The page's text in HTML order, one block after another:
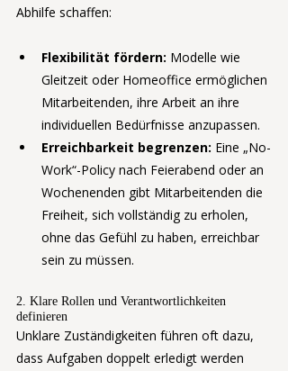
Abhilfe schaffen:
Flexibilität fördern: Modelle wie
Gleitzeit oder Homeoffice ermöglichen
Mitarbeitenden, ihre Arbeit an ihre
individuellen Bedürfnisse anzupassen.
Erreichbarkeit begrenzen: Eine „No-
Work“-Policy nach Feierabend oder an
Wochenenden gibt Mitarbeitenden die
Freiheit, sich vollständig zu erholen,
ohne das Gefühl zu haben, erreichbar
sein zu müssen.
2. Klare Rollen und Verantwortlichkeiten
definieren
Unklare Zuständigkeiten führen oft dazu,
dass Aufgaben doppelt erledigt werden